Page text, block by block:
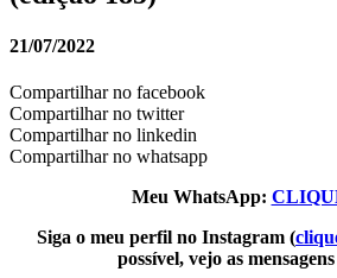
21/07/2022
Compartilhar no facebook
Compartilhar no twitter
Compartilhar no linkedin
Compartilhar no whatsapp
Meu WhatsApp:
Siga o meu perfil no Instagram (
possível, vejo as